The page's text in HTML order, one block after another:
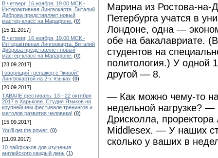
В четверг, 16 ноября, 19.00 МСК -
Интерактивная Лингвокарта. Виталий
Диброва представляет новый
мастер-класс на Марафоне. (0)
[15.11.2017]
В четверг, 16 ноября, 19.00 МСК -
Интерактивная Лингвокарта. Виталий
Диброва представляет новый
мастер-класс на Марафоне. (0)
[23.09.2017]
Говорящий тренажер с "живой"
Лингвокартой на 2-х языках (0)
[20.09.2017]
ТАВАЛЕ фестиваль: 13 - 22 октября
2017 в Харькове. Студия Языков на
крупнейшем фестивале тренингов и
методов развития человека! (0)
[15.09.2017]
You'll get the power! (0)
[11.09.2017]
10 лайфхаков для изучения
английского каждый день (1)
Марина из Ростова-на-
Петербурга учатся в
Лондоне, одна —
обе на бакалавриате.
студентов на
политология.) У одной
другой — 8.
— Как можно чему-то
недельной нагрузке?
Дрисколла, проректора
Middlesex. — У наших
сколько у ваших в